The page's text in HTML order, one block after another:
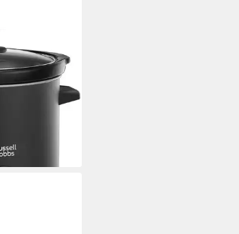
24180-56,
3,5 l
bei dir